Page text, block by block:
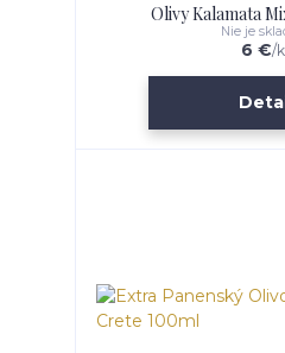
Olivy Kalamata
6 €/
Nie je